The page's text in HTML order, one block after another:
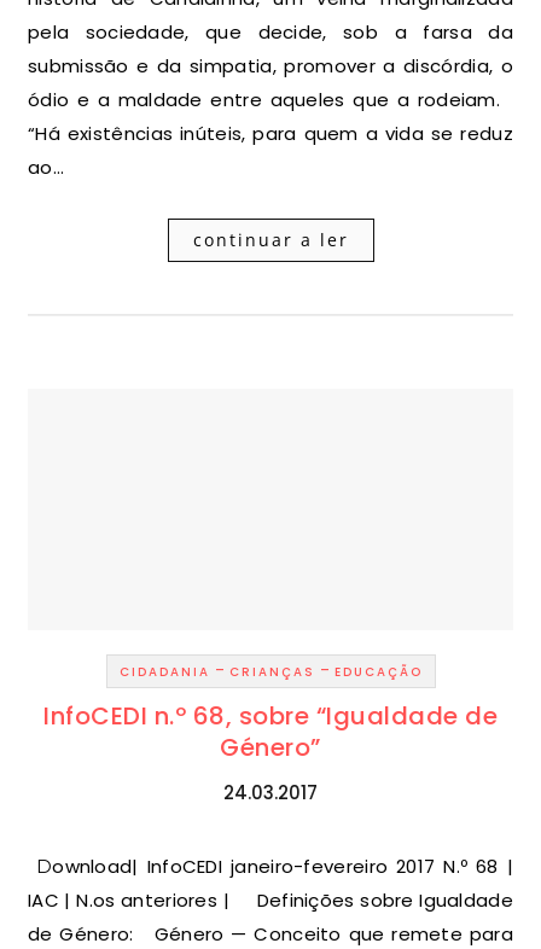
pela sociedade, que decide, sob a farsa da
submissão e da simpatia, promover a discórdia, o
ódio e a maldade entre aqueles que a rodeiam.
“Há existências inúteis, para quem a vida se reduz
ao…
continuar a ler
CIDADANIA - CRIANÇAS - EDUCAÇÃO
InfoCEDI n.º 68, sobre “Igualdade de
Género”
24.03.2017
Download| InfoCEDI janeiro-fevereiro 2017 N.º 68 |
IAC | N.os anteriores | Definições sobre Igualdade
de Género: Género — Conceito que remete para